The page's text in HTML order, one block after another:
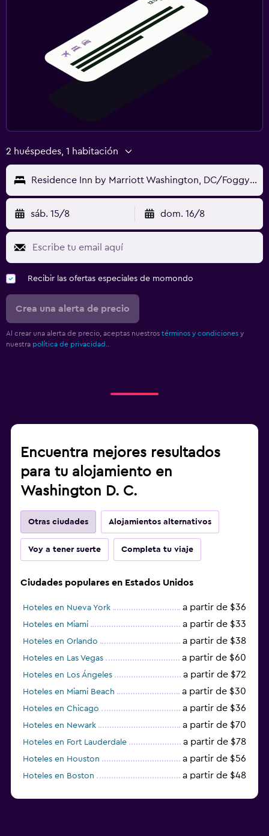
2 huéspedes, 1 habitación
Residence Inn by Marriott Washington, DC/Foggy Bottom
sáb. 15/8 dom. 16/8
Recibir las ofertas especiales de momondo
Crea una alerta de precio
Al crear una alerta de precio, aceptas nuestros términos y condiciones y
nuestra política de privacidad.
Encuentra mejores resultados
para tu alojamiento en
Washington D. C.
Otras ciudades Alojamientos alternativos
Voy a tener suerte Completa tu viaje
Ciudades populares en Estados Unidos
Hoteles en Nueva York a partir de $36
Hoteles en Miami a partir de $33
Hoteles en Orlando a partir de $38
Hoteles en Las Vegas a partir de $60
Hoteles en Los Ángeles a partir de $72
Hoteles en Miami Beach a partir de $30
Hoteles en Chicago a partir de $36
Hoteles en Newark a partir de $70
Hoteles en Fort Lauderdale a partir de $78
Hoteles en Houston a partir de $56
Hoteles en Boston a partir de $48